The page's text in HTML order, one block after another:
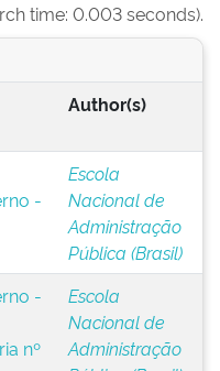
time: 0.003 seconds).
Author(s)
-
Escola
Nacional de
Administração
Pública (Brasil)
-
nº
Escola
Nacional de
Administração